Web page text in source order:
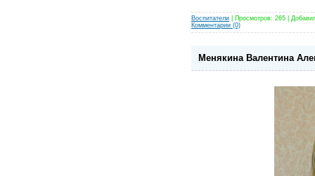
Воспитатели | Просмотров: 265 |
Комментарии (0)
Менякина Валентина